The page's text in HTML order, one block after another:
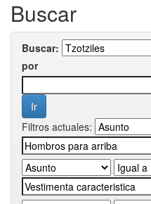
Buscar
Buscar:
por
Filtros actuales: